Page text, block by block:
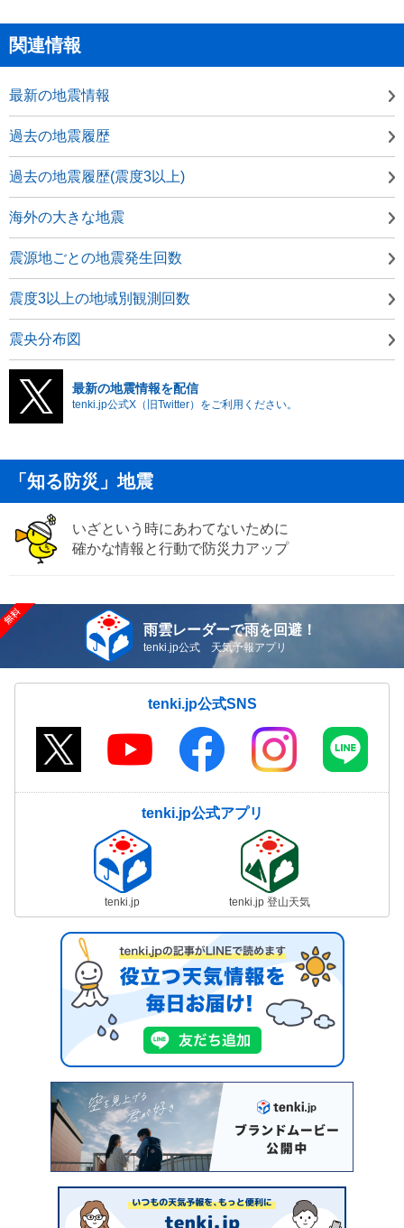
関連情報
最新の地震情報
過去の地震履歴
過去の地震履歴(震度3以上)
海外の大きな地震
震源地ごとの地震発生回数
震度3以上の地域別観測回数
震央分布図
最新の地震情報を配信
tenki.jp公式X（旧Twitter）をご利用ください。
「知る防災」地震
いざという時にあわてないために
確かな情報と行動で防災力アップ
雨雲レーダーで雨を回避！
tenki.jp公式 天気予報アプリ
tenki.jp公式SNS
tenki.jp公式アプリ
tenki.jp tenki.jp 登山天気